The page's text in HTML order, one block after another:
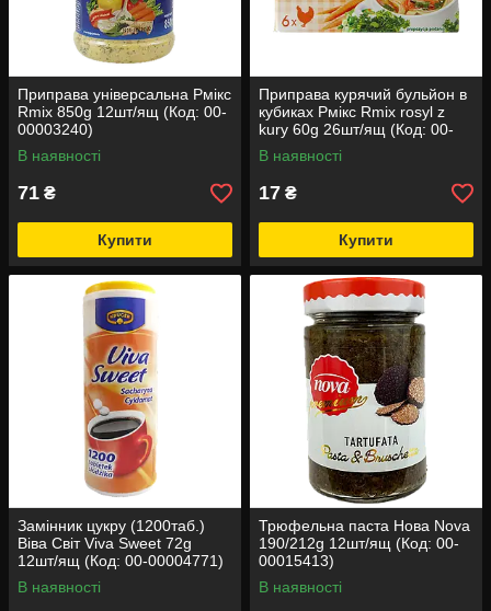
Приправа універсальна Рмікс
Rmix 850g 12шт/ящ (Код: 00-
00003240)
В наявності
71 ₴
Купити
Приправа курячий бульйон в
кубиках Рмікс Rmix rosyl z
kury 60g 26шт/ящ (Код: 00-
00005607)
В наявності
17 ₴
Купити
Замінник цукру (1200таб.)
Віва Світ Viva Sweet 72g
12шт/ящ (Код: 00-00004771)
В наявності
Трюфельна паста Нова Nova
190/212g 12шт/ящ (Код: 00-
00015413)
В наявності